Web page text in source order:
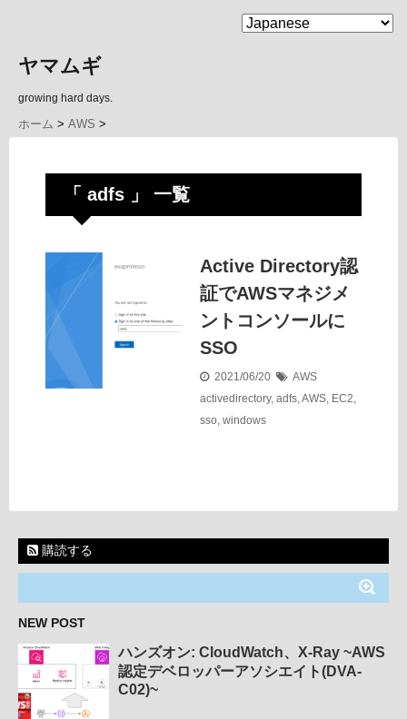
MENU
ヤマムギ
growing hard days.
ホーム > AWS >
「 adfs 」 一覧
Active Directory認
証でAWSマネジメ
ントコンソールに
SSO
2021/06/20
AWS
activedirectory, adfs,AWS, EC2,
sso, windows
購読する
NEW POST
ハンズオン: CloudWatch、X-Ray ~AWS
認定デベロッパーアソシエイト(DVA-
C02)~